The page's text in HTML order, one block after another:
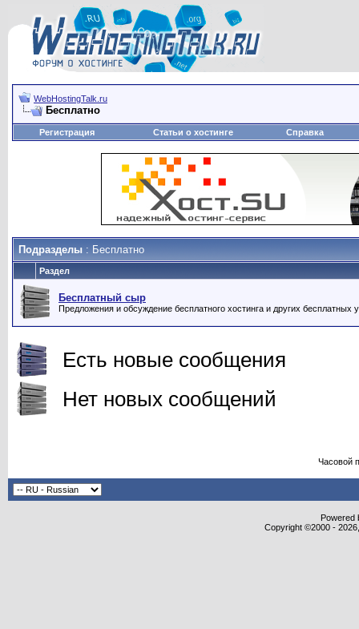
WebHostingTalk.ru
Бесплатно
Регистрация Статьи о хостинге Справка
Подразделы : Бесплатно
Раздел
Бесплатный сыр
Предложения и обсуждение бесплатного хостинга и других бесплатных
Есть новые сообщения
Нет новых сообщений
Часовой
Powered
Copyright ©2000 -